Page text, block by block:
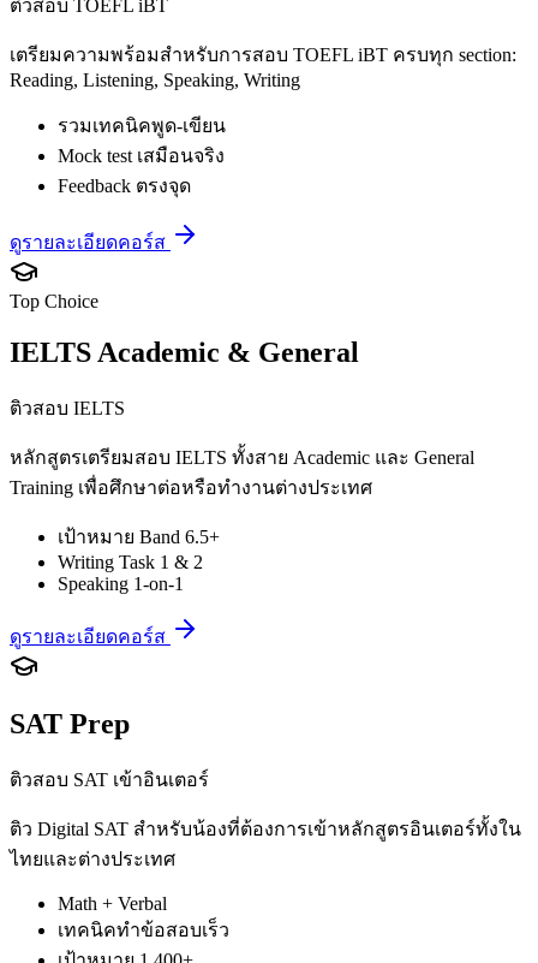
ติวสอบ TOEFL iBT
เตรียมความพร้อมสำหรับการสอบ TOEFL iBT ครบทุก section:
Reading, Listening, Speaking, Writing
รวมเทคนิคพูด-เขียน
Mock test เสมือนจริง
Feedback ตรงจุด
ดูรายละเอียดคอร์ส
Top Choice
IELTS Academic & General
ติวสอบ IELTS
หลักสูตรเตรียมสอบ IELTS ทั้งสาย Academic และ General
Training เพื่อศึกษาต่อหรือทำงานต่างประเทศ
เป้าหมาย Band 6.5+
Writing Task 1 & 2
Speaking 1-on-1
ดูรายละเอียดคอร์ส
SAT Prep
ติวสอบ SAT เข้าอินเตอร์
ติว Digital SAT สำหรับน้องที่ต้องการเข้าหลักสูตรอินเตอร์ทั้งใน
ไทยและต่างประเทศ
Math + Verbal
เทคนิคทำข้อสอบเร็ว